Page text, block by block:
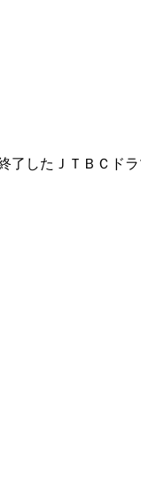
了したＪＴＢＣド